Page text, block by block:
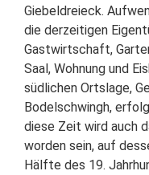
Giebeldreieck.
die derzeitigen
Gastwirtschaft,
Saal, Wohnung und
südlichen Ortslage,
Bodelschwingh,
diese Zeit wird auch
worden sein, auf
Hälfte des 19.